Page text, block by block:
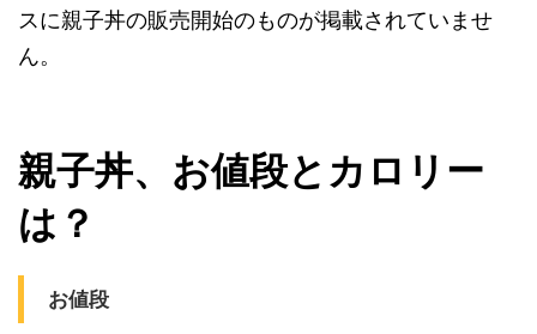
スに親子丼の販売開始のものが掲載されていませ
ん。
親子丼、お値段とカロリー
は？
お値段